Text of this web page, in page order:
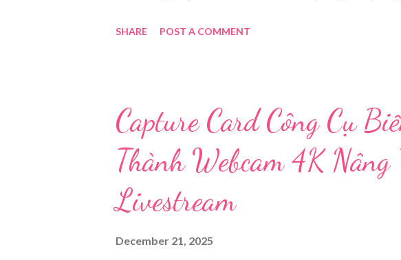
HDMI Capture Card) của hãng Onten . I.
chế Hoạt động và Tầm quan trọng Thiết bị
động như một cầu nối kỹ thuật số, chuyển đổi
nét cao từ cổng HDMI của máy ảnh hoặc các
dạng dữ liệu kỹ thuật số mà máy tính có thể
năng Cốt lõi: Biến Máy ảnh thành Webcam ...
SHARE POST A COMMENT
Capture Card Công Cụ
Thành Webcam 4K
Livestream
December 21, 2025